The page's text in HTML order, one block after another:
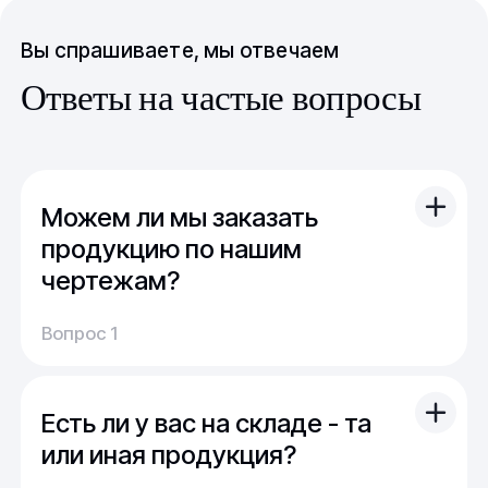
Вы спрашиваете, мы отвечаем
Ответы на частые вопросы
Можем ли мы заказать
продукцию по нашим
чертежам?
Вы можете отправить свой чертеж/проект
(в т.ч. примерный) с техническим заданием.
Мы можем изготовить для вас как мелкую
продукцию (метизы, точеные отводы,
детали), так и большие изделия
Вопрос 1
Есть ли у вас на складе - та
или иная продукция?